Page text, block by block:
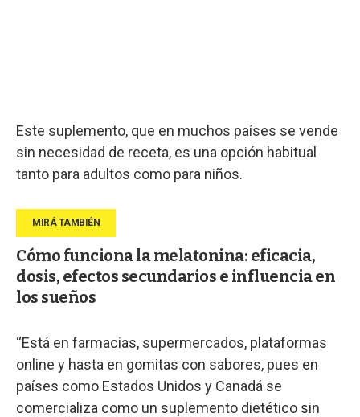
Este suplemento, que en muchos países se vende
sin necesidad de receta, es una opción habitual
tanto para adultos como para niños.
Cómo funciona la melatonina: eficacia,
dosis, efectos secundarios e influencia en
los sueños
“Está en farmacias, supermercados, plataformas
online y hasta en gomitas con sabores, pues en
países como Estados Unidos y Canadá se
comercializa como un suplemento dietético sin